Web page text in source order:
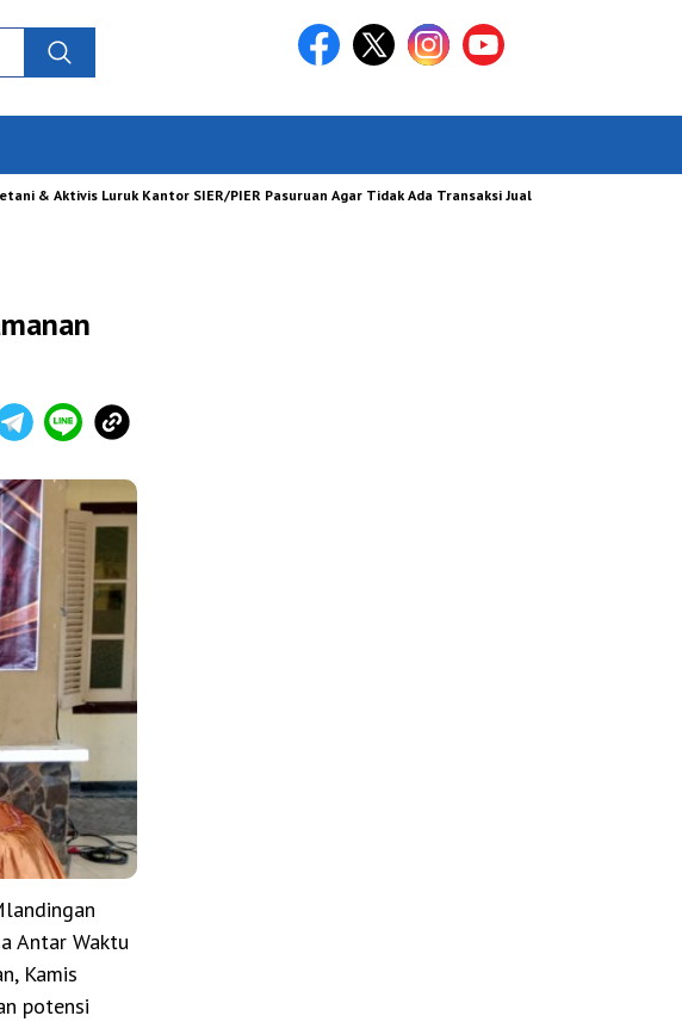
Luruk Kantor SIER/PIER Pasuruan Agar Tidak Ada Transaksi Jual Beli Tanah Yang Diduga Di
Antar Waktu
Kamis
potensi